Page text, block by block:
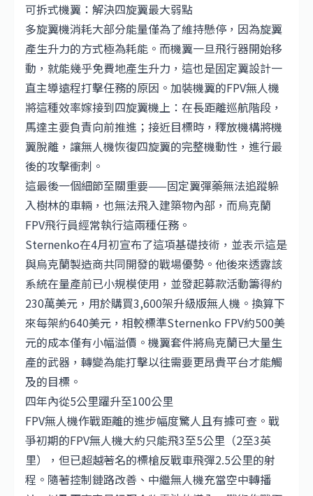
可拆式機翼：解決四旋翼最大弱點
多旋翼機消耗大部分能量僅為了維持懸停，因為旋翼
產生升力的方式極為耗能。而機翼一旦飛行器開始移
動，就能幾乎免費地產生升力，這也是固定翼設計一
直主導遠程打擊任務的原因。加裝機翼的FPV無人機
將這種效率嫁接到四旋翼機上：在長距離巡航階段，
馬達主要負責向前推進；接近目標時，釋放機構將機
翼脫離，讓無人機恢復四旋翼的完整機動性，進行最
後的攻擊衝刺。
這最後一個細節至關重要——固定翼彈藥無法追蹤躲
入樹林的車輛，也無法飛入建築物內部，而烏克蘭
FPV飛行員經常執行這兩種任務。
Sternenko在4月初宣布了這項基礎技術，並表示這是
與烏克蘭製造商共同開發的戰場優勢。他後來透露該
系統在量產前已小規模使用，並發起募款活動籌得約
230萬美元，用於購買3,600架升級版無人機。換算下
來每架約640美元，相較標準Sternenko FPV約500美
元的成本僅有小幅溢價。機翼套件將烏克蘭已大量生
產的武器，轉變為能打擊以往需要更昂貴平台才能觸
及的目標。
四年內從5公里躍升至100公里
FPV無人機作戰距離的進步幅度驚人且有據可查。戰
爭初期的FPV無人機大約只能飛3至5公里（2至3英
里），但已超越著名的標槍反戰車飛彈2.5公里的射
程。隨著控制鏈路改善、中繼無人機充當空中轉播